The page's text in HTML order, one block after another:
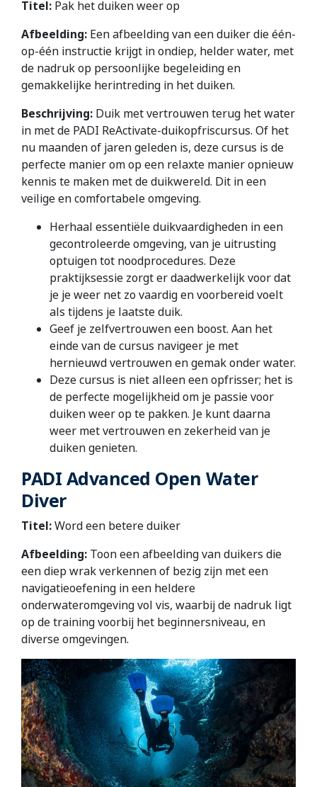
Titel: Pak het duiken weer op
Afbeelding: Een afbeelding van een duiker die één-
op-één instructie krijgt in ondiep, helder water, met
de nadruk op persoonlijke begeleiding en
gemakkelijke herintreding in het duiken.
Beschrijving: Duik met vertrouwen terug het water
in met de PADI ReActivate-duikopfriscursus. Of het
nu maanden of jaren geleden is, deze cursus is de
perfecte manier om op een relaxte manier opnieuw
kennis te maken met de duikwereld. Dit in een
veilige en comfortabele omgeving.
Herhaal essentiële duikvaardigheden in een
gecontroleerde omgeving, van je uitrusting
optuigen tot noodprocedures. Deze
praktijksessie zorgt er daadwerkelijk voor dat
je je weer net zo vaardig en voorbereid voelt
als tijdens je laatste duik.
Geef je zelfvertrouwen een boost. Aan het
einde van de cursus navigeer je met
hernieuwd vertrouwen en gemak onder water.
Deze cursus is niet alleen een opfrisser; het is
de perfecte mogelijkheid om je passie voor
duiken weer op te pakken. Je kunt daarna
weer met vertrouwen en zekerheid van je
duiken genieten.
PADI Advanced Open Water
Diver
Titel:Word een betere duiker
Afbeelding: Toon een afbeelding van duikers die
een diep wrak verkennen of bezig zijn met een
navigatieoefening in een heldere
onderwateromgeving vol vis, waarbij de nadruk ligt
op de training voorbij het beginnersniveau, en
diverse omgevingen.